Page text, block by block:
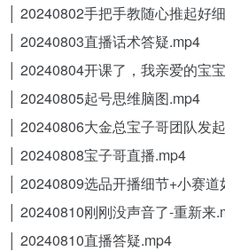
│ 20240802手把手教随心推起好
│ 20240803直播话术答疑.mp4
│ 20240804开课了，我亲爱的宝
│ 20240805起号思维脑图.mp4
│ 20240806大金总宝子哥团队发
│ 20240808宝子哥直播.mp4
│ 20240809选品开播细节+小赛
│ 20240810刚刚没声音了-重新来
│ 20240810直播答疑.mp4